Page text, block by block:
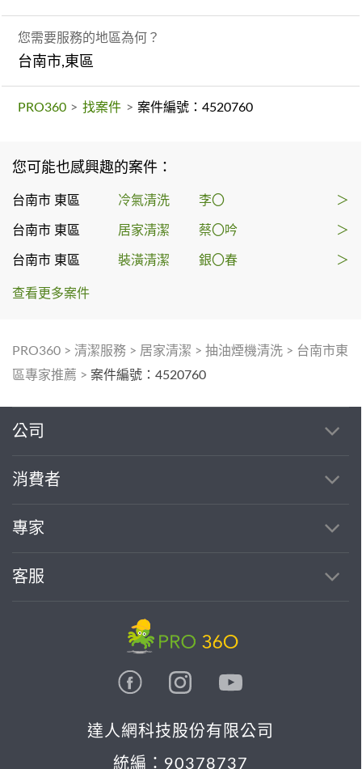
您需要服務的地區為何？
台南市,東區
PRO360 > 找案件 > 案件編號：4520760
您可能也感興趣的案件：
台南市 東區 冷氣清洗 李〇 ＞
台南市 東區 居家清潔 蔡〇吟 ＞
台南市 東區 裝潢清潔 銀〇春 ＞
查看更多案件
PRO360 > 清潔服務 > 居家清潔 > 抽油煙機清洗 > 台南市東
區專家推薦 > 案件編號：4520760
公司
消費者
專家
客服
達人網科技股份有限公司
統編：90378737